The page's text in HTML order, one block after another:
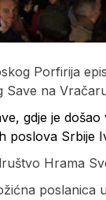
Porfirija
na
gdje je
poslova Srbije
Hrama